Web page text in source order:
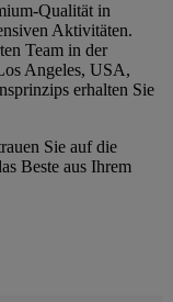
Qualität in
Aktivitäten.
Team in der
Angeles, USA,
erhalten Sie
Sie auf die
Beste aus Ihrem